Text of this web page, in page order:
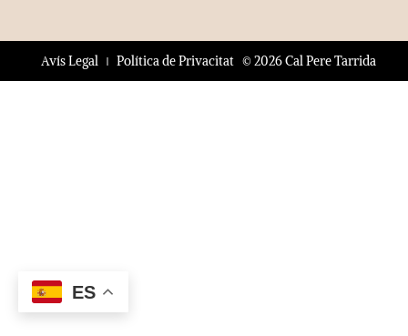
© 2026 Cal Pere Tarrida
Avís Legal Política de Privacitat
ES